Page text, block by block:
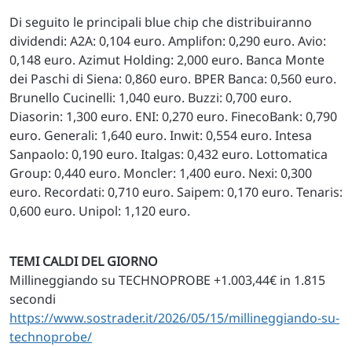
Di seguito le principali blue chip che distribuiranno
dividendi: A2A: 0,104 euro. Amplifon: 0,290 euro. Avio:
0,148 euro. Azimut Holding: 2,000 euro. Banca Monte
dei Paschi di Siena: 0,860 euro. BPER Banca: 0,560 euro.
Brunello Cucinelli: 1,040 euro. Buzzi: 0,700 euro.
Diasorin: 1,300 euro. ENI: 0,270 euro. FinecoBank: 0,790
euro. Generali: 1,640 euro. Inwit: 0,554 euro. Intesa
Sanpaolo: 0,190 euro. Italgas: 0,432 euro. Lottomatica
Group: 0,440 euro. Moncler: 1,400 euro. Nexi: 0,300
euro. Recordati: 0,710 euro. Saipem: 0,170 euro. Tenaris:
0,600 euro. Unipol: 1,120 euro.
TEMI CALDI DEL GIORNO
Millineggiando su TECHNOPROBE +1.003,44€ in 1.815
secondi
https://www.sostrader.it/2026/05/15/millineggiando-su-
technoprobe/